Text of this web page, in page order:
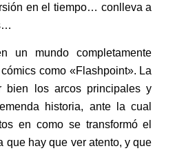
en el tiempo… conlleva a
un mundo completamente
como «Flashpoint». La
bien los arcos principales y
historia, ante la cual
en como se transformó el
que hay que ver atento, y que